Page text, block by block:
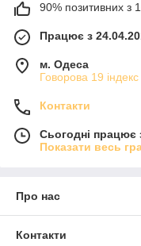
90% позитивних з
Працює з
м. Одеса
Говорова 19
Контакти
Сьогодні працює
Показати весь
Про нас
Контакти